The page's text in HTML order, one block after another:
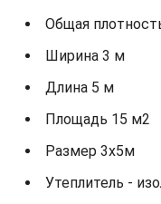
Общая
Ширина 3 м
Длина 5 м
Площадь 15 м2
Размер 3х5м
Утеплитель -